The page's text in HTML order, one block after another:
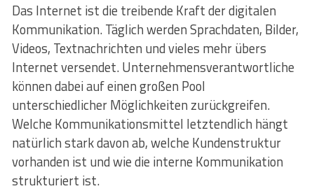
Das Internet ist die treibende Kraft der digitalen
Kommunikation. Täglich werden Sprachdaten, Bilder,
Videos, Textnachrichten und vieles mehr übers
Internet versendet. Unternehmensverantwortliche
können dabei auf einen großen Pool
unterschiedlicher Möglichkeiten zurückgreifen.
Welche Kommunikationsmittel letztendlich hängt
natürlich stark davon ab, welche Kundenstruktur
vorhanden ist und wie die interne Kommunikation
strukturiert ist.